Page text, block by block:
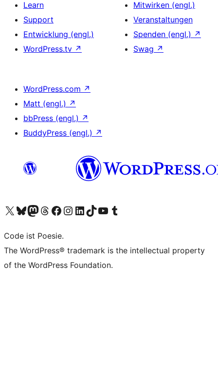
Learn
Support
Entwicklung (engl.)
WordPress.tv ↗
Mitwirken (engl.)
Veranstaltungen
Spenden (engl.) ↗
Swag ↗
WordPress.com ↗
Matt (engl.) ↗
bbPress (engl.) ↗
BuddyPress (engl.) ↗
Das X-Konto (früher Twitter) von WordPress.org besuchen
Das Bluesky-Konto von WordPress.org besuchen
Das Mastodon-Konto von WordPress.org besuchen
Das Threads-Konto von WordPress.org besuchen
Die Facebook-Seite von WordPress.org besuchen
Das Instagram-Konto von WordPress.org besuchen
Das LinkedIn-Konto von WordPress.org besuchen
Das TikTok-Konto von WordPress.org besuchen
Den YouTube-Kanal von WordPress.org besuchen
Das Tumblr-Konto von WordPress.org besuchen
Code ist Poesie.
The WordPress® trademark is the intellectual property
of the WordPress Foundation.